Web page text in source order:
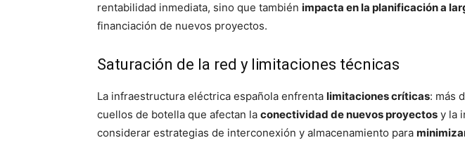
rentabilidad inmediata, sino que también impacta en la planificación a
financiación de nuevos proyectos.
Saturación de la red y limitaciones técnicas
La infraestructura eléctrica española enfrenta limitaciones críticas: más
cuellos de botella que afectan la conectividad de nuevos proyectos y la
considerar estrategias de interconexión y almacenamiento para